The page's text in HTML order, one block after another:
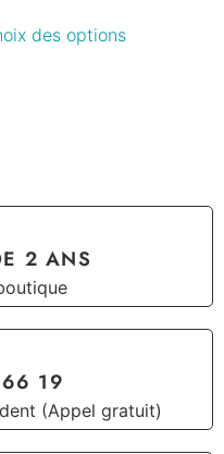
des options
2 ANS
19
(Appel gratuit)